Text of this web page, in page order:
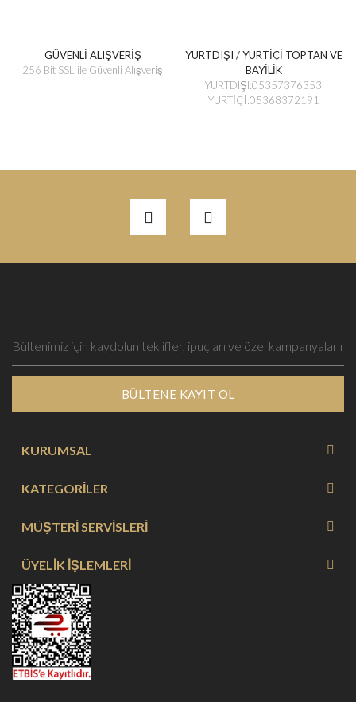
GÜVENLİ ALIŞVERİŞ
256 Bit SSL ile Güvenli Alışveriş
YURTDIŞI / YURTİÇİ TOPTAN VE
BAYİLİK
YURTDIŞI:05357376353
YURTİÇİ:05368372191
BÜLTENE KAYIT OL
KURUMSAL
KATEGORİLER
MÜŞTERİ SERVİSLERİ
ÜYELİK İŞLEMLERİ